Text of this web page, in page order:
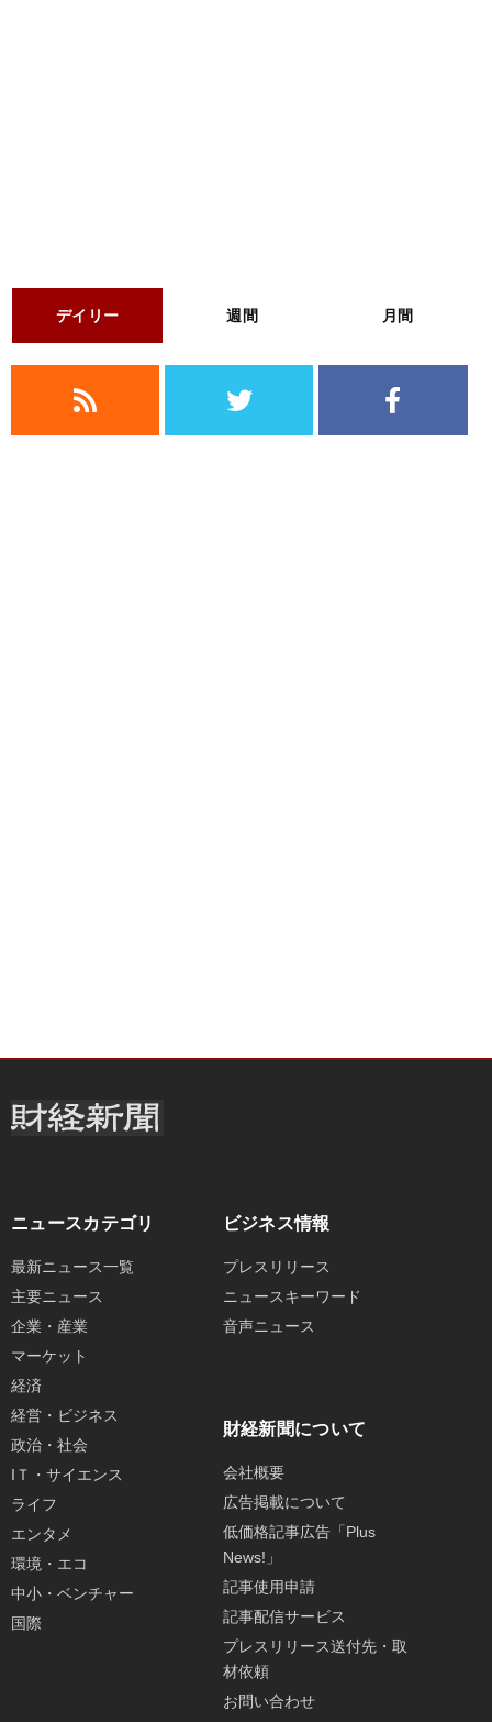
デイリー 週間 月間
ニュースカテゴリ
最新ニュース一覧
主要ニュース
企業・産業
マーケット
経済
経営・ビジネス
政治・社会
IＴ・サイエンス
ライフ
エンタメ
環境・エコ
中小・ベンチャー
国際
ビジネス情報
プレスリリース
ニュースキーワード
音声ニュース
財経新聞について
会社概要
広告掲載について
低価格記事広告「Plus
News!」
記事使用申請
記事配信サービス
プレスリリース送付先・取
材依頼
お問い合わせ